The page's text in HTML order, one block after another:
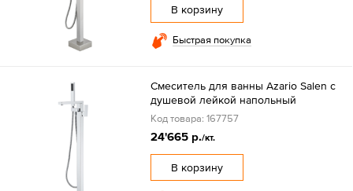
В корзину
Быстрая покупка
Смеситель для ванны Azario Salen с
душевой лейкой напольный
Код товара: 167757
24'665 р./кт.
В корзину